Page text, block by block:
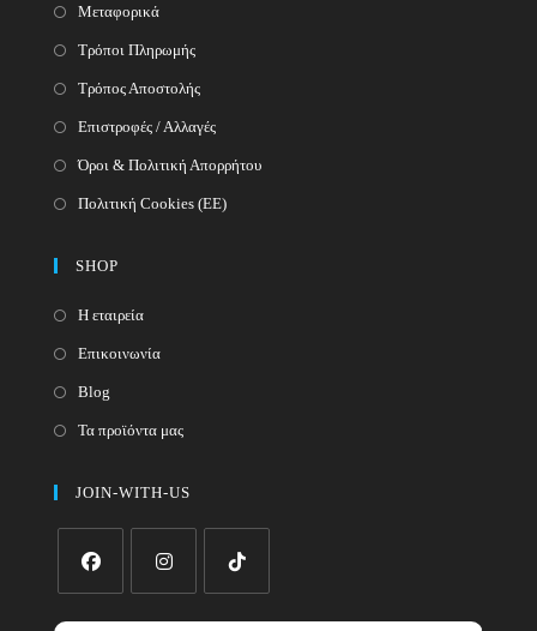
Μεταφορικά
Τρόποι Πληρωμής
Τρόπος Αποστολής
Επιστροφές / Αλλαγές
Όροι & Πολιτική Απορρήτου
Πολιτική Cookies (ΕΕ)
SHOP
Η εταιρεία
Επικοινωνία
Blog
Τα προϊόντα μας
JOIN-WITH-US